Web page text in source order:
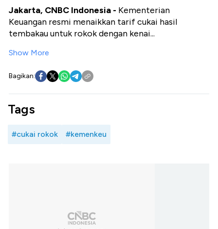
Jakarta, CNBC Indonesia - Kementerian
Keuangan resmi menaikkan tarif cukai hasil
tembakau untuk rokok dengan kenai...
Show More
Bagikan:
Tags
#cukai rokok #kemenkeu